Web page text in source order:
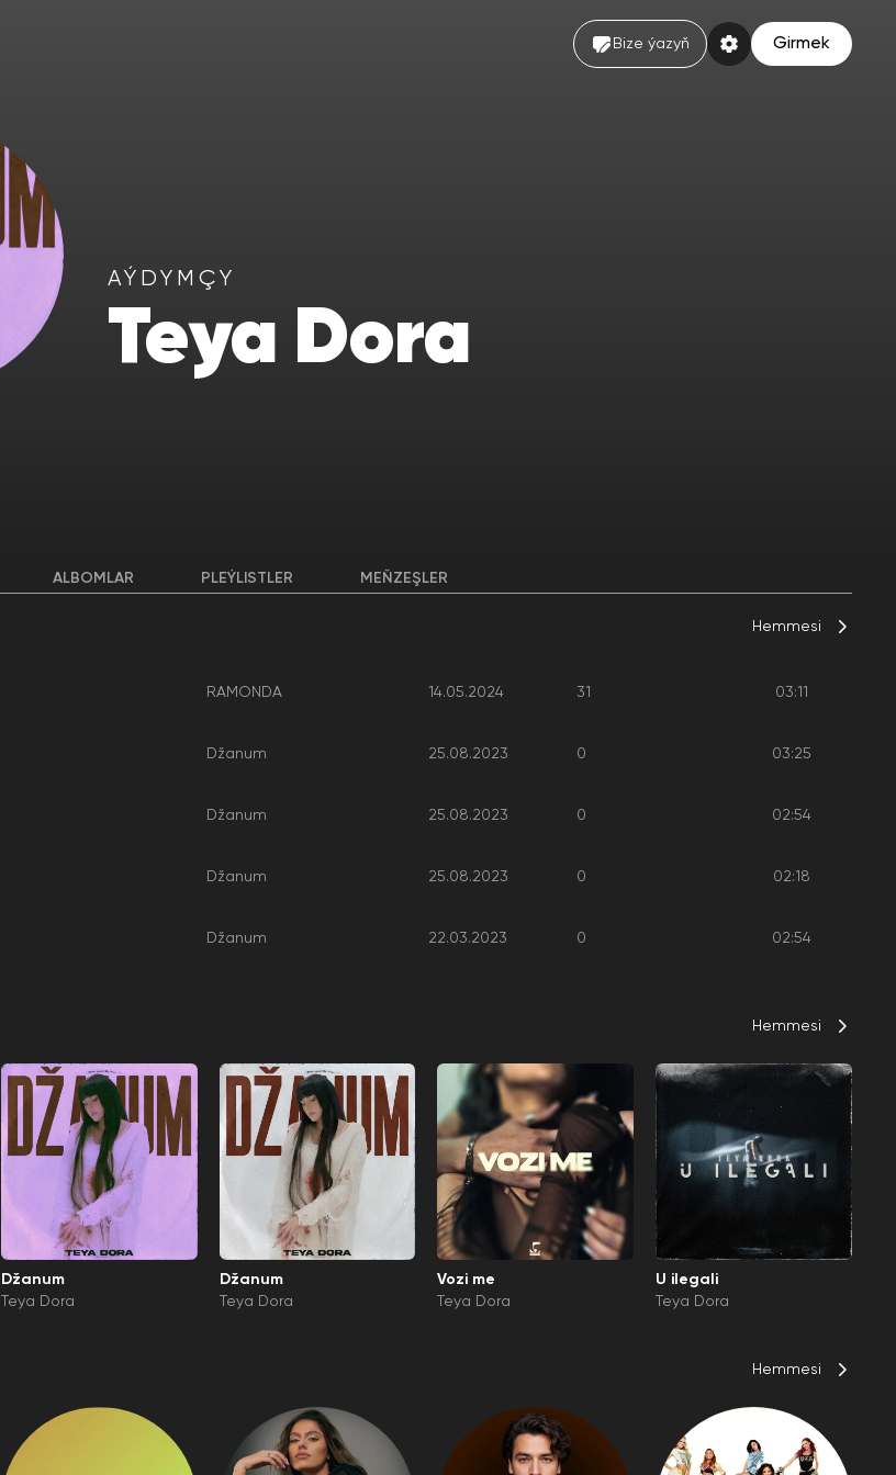
Bize ýazyň Girmek
AÝDYMÇY
Teya Dora
ALBOMLAR PLEÝLISTLER MEŇZEŞLER
Hemmesi
RAMONDA 14.05.2024 31 03:11
Džanum 25.08.2023 0 03:25
Džanum 25.08.2023 0 02:54
Džanum 25.08.2023 0 02:18
Džanum 22.03.2023 0 02:54
Hemmesi
Džanum
Teya Dora
Džanum
Teya Dora
Vozi me
Teya Dora
U ilegali
Teya Dora
Hemmesi